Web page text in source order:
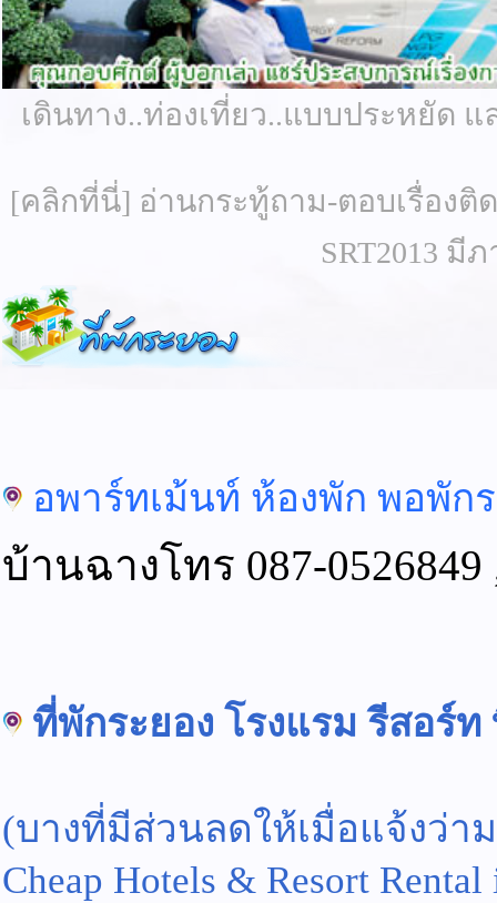
เดินทาง..ท่องเที่ยว..แบบประหยัด แ
[คลิกที่นี่] อ่านกระทู้ถาม-ตอบเรื่อง
SRT2013 มี
อพาร์ทเม้นท์ ห้องพัก พอพั
บ้านฉางโทร 087-0526849
ที่พักระยอง โรงแรม รีสอร์ท
(บางที่มีส่วนลดให้เมื่อแจ้งว่า
Cheap Hotels & Resort Rental